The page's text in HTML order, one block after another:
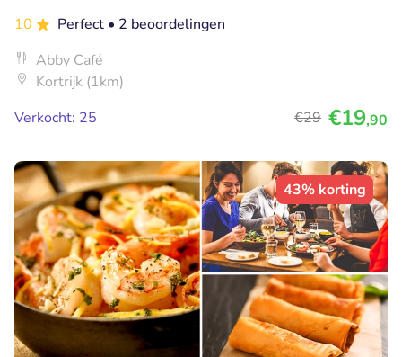
10
Perfect • 2 beoordelingen
Abby Café
Kortrijk (1km)
Verkocht: 25
€29 €19,90
43% korting